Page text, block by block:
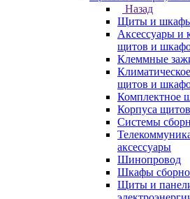
Назад
Щиты и
Аксессуары и
щитов и
Клеммные
щитов и
Комплектное
Корпуса
Системы
аксессуары
Шинопровод
Шкафы
Щиты и